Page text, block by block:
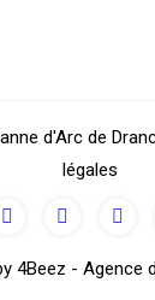
d'Arc de
légales
4Beez - Agence